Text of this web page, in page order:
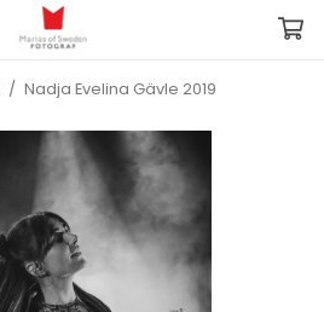
/ Nadja Evelina Gävle 2019